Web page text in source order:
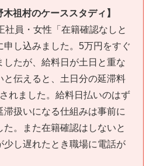
祖村のケーススタディ】
社員・女性「在籍確認なしと
申し込みました。5万円をすぐ
したが、給料日が土日と重な
と伝えると、土日分の延滞料
れました。給料日払いのはず
滞扱いになる仕組みは事前に
。また在籍確認はしないと
少し遅れたとき職場に電話が